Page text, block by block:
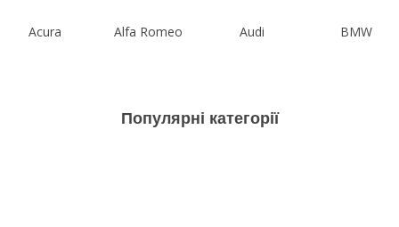
Acura Alfa Romeo Audi BMW
Популярні категорії